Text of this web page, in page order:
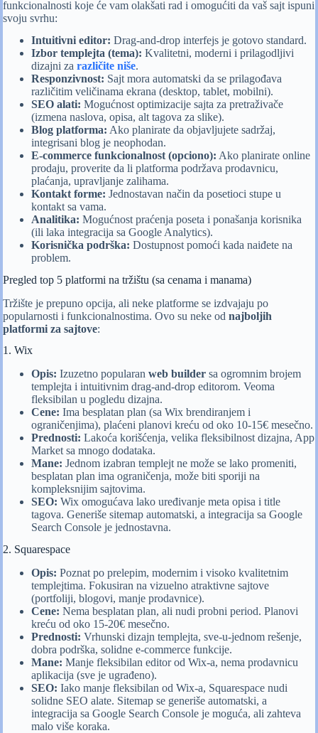
funkcionalnosti koje će vam olakšati rad i omogućiti da vaš sajt ispuni
svoju svrhu:
Intuitivni editor: Drag-and-drop interfejs je gotovo standard.
Izbor templejta (tema): Kvalitetni, moderni i prilagodljivi
dizajni za različite niše.
Responzivnost: Sajt mora automatski da se prilagođava
različitim veličinama ekrana (desktop, tablet, mobilni).
SEO alati: Mogućnost optimizacije sajta za pretraživače
(izmena naslova, opisa, alt tagova za slike).
Blog platforma: Ako planirate da objavljujete sadržaj,
integrisani blog je neophodan.
E-commerce funkcionalnost (opciono): Ako planirate online
prodaju, proverite da li platforma podržava prodavnicu,
plaćanja, upravljanje zalihama.
Kontakt forme: Jednostavan način da posetioci stupe u
kontakt sa vama.
Analitika: Mogućnost praćenja poseta i ponašanja korisnika
(ili laka integracija sa Google Analytics).
Korisnička podrška: Dostupnost pomoći kada naiđete na
problem.
Pregled top 5 platformi na tržištu (sa cenama i manama)
Tržište je prepuno opcija, ali neke platforme se izdvajaju po
popularnosti i funkcionalnostima. Ovo su neke od najboljih
platformi za sajtove:
1. Wix
Opis: Izuzetno popularan web builder sa ogromnim brojem
templejta i intuitivnim drag-and-drop editorom. Veoma
fleksibilan u pogledu dizajna.
Cene: Ima besplatan plan (sa Wix brendiranjem i
ograničenjima), plaćeni planovi kreću od oko 10-15€ mesečno.
Prednosti: Lakoća korišćenja, velika fleksibilnost dizajna, App
Market sa mnogo dodataka.
Mane: Jednom izabran templejt ne može se lako promeniti,
besplatan plan ima ograničenja, može biti sporiji na
kompleksnijim sajtovima.
SEO: Wix omogućava lako uređivanje meta opisa i title
tagova. Generiše sitemap automatski, a integracija sa Google
Search Console je jednostavna.
2. Squarespace
Opis: Poznat po prelepim, modernim i visoko kvalitetnim
templejtima. Fokusiran na vizuelno atraktivne sajtove
(portfoliji, blogovi, manje prodavnice).
Cene: Nema besplatan plan, ali nudi probni period. Planovi
kreću od oko 15-20€ mesečno.
Prednosti: Vrhunski dizajn templejta, sve-u-jednom rešenje,
dobra podrška, solidne e-commerce funkcije.
Mane: Manje fleksibilan editor od Wix-a, nema prodavnicu
aplikacija (sve je ugrađeno).
SEO: Iako manje fleksibilan od Wix-a, Squarespace nudi
solidne SEO alate. Sitemap se generiše automatski, a
integracija sa Google Search Console je moguća, ali zahteva
malo više koraka.